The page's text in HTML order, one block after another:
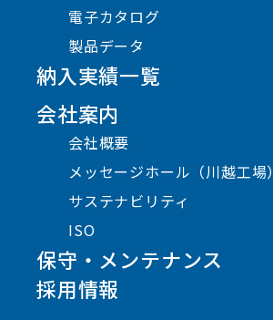
電子カタログ
製品データ
納入実績一覧
会社案内
会社概要
メッセージホール（川越工場）
サステナビリティ
ISO
保守・メンテナンス
採用情報